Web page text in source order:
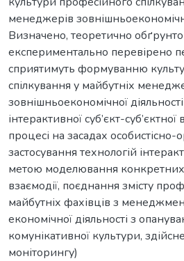
менеджерів
Визначено, теоретично
експериментально перевірено
сприятимуть формуванню
спілкування у майбутніх
зовнішньоекономічної
інтерактивної суб’єкт-
процесі на засадах особистісно-
застосування технологій
метою моделювання конкретних
взаємодії, поєднання змісту
майбутніх фахівців з
економічної діяльності з
комунікативної культури,
моніторингу)